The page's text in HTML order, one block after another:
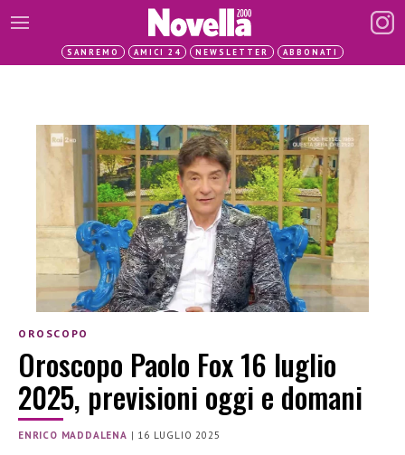
SANREMO AMICI 24 NEWSLETTER ABBONATI
OROSCOPO
Oroscopo Paolo Fox 16 luglio
2025, previsioni oggi e domani
ENRICO MADDALENA | 16 LUGLIO 2025